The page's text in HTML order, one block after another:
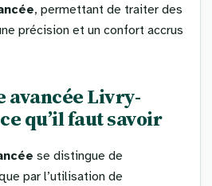
, permettant de traiter des
précision et un confort accrus
Livry-
qu’il faut savoir
se distingue de
par l’utilisation de